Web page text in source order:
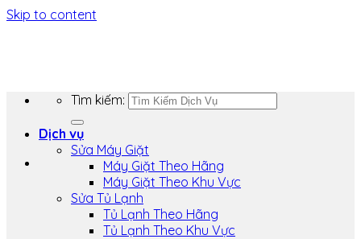
Skip to content
Tìm kiếm:
Dịch vụ
Sửa Máy Giặt
Máy Giặt Theo Hãng
Máy Giặt Theo Khu Vực
Sửa Tủ Lạnh
Tủ Lạnh Theo Hãng
Tủ Lạnh Theo Khu Vực